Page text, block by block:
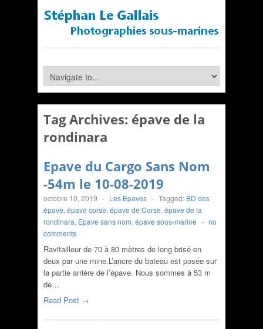
Tag Archives: épave de la
rondinara
Epave du Cargo Sans Nom
-54m le 10-08-2019
octobre 10, 2019 - Les Epaves - Tagged: BD des
épave, épave corse, épave de Corse, épave de la
rondinara, Epave sans nom, épave sous-marine - no
comments
Ravitailleur de 70 à 80 mètres de long brisé en
deux par une mine.L’ancre du bateau est posée sur
la partie arrière de l’épave. Nous sommes à 53 m
de…
Read Post →